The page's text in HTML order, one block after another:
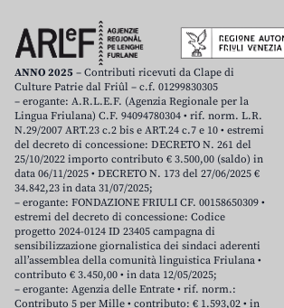
ANNO 2025 – Contributi ricevuti da Clape di
Culture Patrie dal Friûl – c.f. 01299830305
– erogante: A.R.L.E.F. (Agenzia Regionale per la
Lingua Friulana) C.F. 94094780304 • rif. norm. L.R.
N.29/2007 ART.23 c.2 bis e ART.24 c.7 e 10 • estremi
del decreto di concessione: DECRETO N. 261 del
25/10/2022 importo contributo € 3.500,00 (saldo) in
data 06/11/2025 • DECRETO N. 173 del 27/06/2025 €
34.842,23 in data 31/07/2025;
– erogante: FONDAZIONE FRIULI CF. 00158650309 •
estremi del decreto di concessione: Codice
progetto 2024-0124 ID 23405 campagna di
sensibilizzazione giornalistica dei sindaci aderenti
all’assemblea della comunità linguistica Friulana •
contributo € 3.450,00 • in data 12/05/2025;
– erogante: Agenzia delle Entrate • rif. norm.:
Contributo 5 per Mille • contributo: € 1.593,02 • in